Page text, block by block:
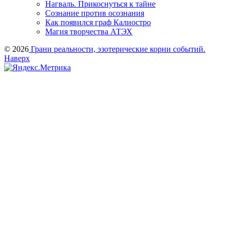
Нагваль. Прикоснуться к тайне
Сознание против осознания
Как появился граф Калиостро
Магия творчества АТЭХ
© 2026 Грани реальности, эзотерические корни событий.
Наверх